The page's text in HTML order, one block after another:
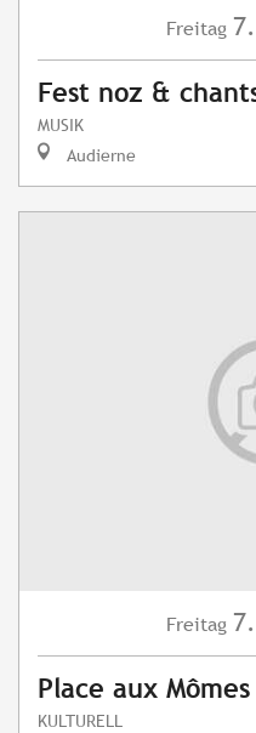
Freitag 7.
Fest noz &
MUSIK
Audierne
Freitag 7.
Place aux
KULTURELL